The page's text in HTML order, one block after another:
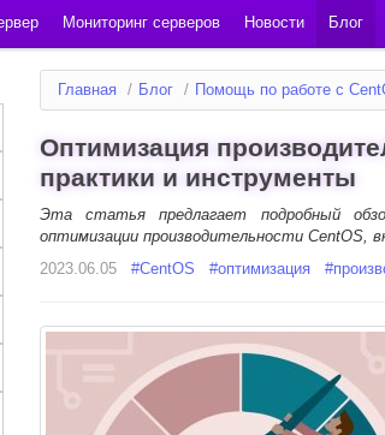
Мониторинг серверов Новости Блог
Главная / Блог / Помощь по работе с
Оптимизация
практики и инструменты
Эта статья предлагает подробный
оптимизации производительности CentOS,
2023.06.05
#CentOS #оптимизация #